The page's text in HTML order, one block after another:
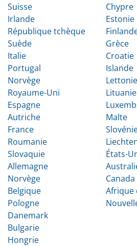
Suisse
Irlande
République tchèque
Suède
Italie
Portugal
Norvège
Royaume-Uni
Espagne
Autriche
France
Roumanie
Slovaquie
Allemagne
Norvège
Belgique
Pologne
Danemark
Bulgarie
Hongrie
Chypre
Estonie
Grèce
Croatie
Islande
Lettonie
Lituanie
Malte
États-
Canada
Afrique